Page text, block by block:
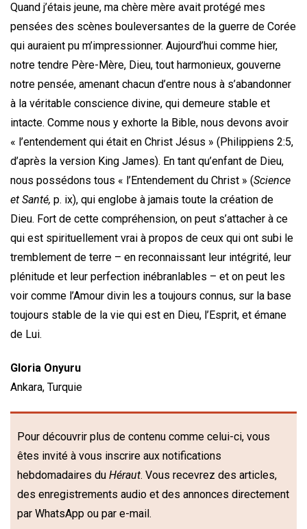
Quand j’étais jeune, ma chère mère avait protégé mes
pensées des scènes bouleversantes de la guerre de Corée
qui auraient pu m’impressionner. Aujourd’hui comme hier,
notre tendre Père-Mère, Dieu, tout harmonieux, gouverne
notre pensée, amenant chacun d’entre nous à s’abandonner
à la véritable conscience divine, qui demeure stable et
intacte. Comme nous y exhorte la Bible, nous devons avoir
« l’entendement qui était en Christ Jésus » (Philippiens 2:5,
d’après la version King James). En tant qu’enfant de Dieu,
nous possédons tous « l’Entendement du Christ » (Science
et Santé, p. ix), qui englobe à jamais toute la création de
Dieu. Fort de cette compréhension, on peut s’attacher à ce
qui est spirituellement vrai à propos de ceux qui ont subi le
tremblement de terre – en reconnaissant leur intégrité, leur
plénitude et leur perfection inébranlables – et on peut les
voir comme l’Amour divin les a toujours connus, sur la base
toujours stable de la vie qui est en Dieu, l’Esprit, et émane
de Lui.
Gloria Onyuru
Ankara, Turquie
Pour découvrir plus de contenu comme celui-ci, vous
êtes invité à vous inscrire aux notifications
hebdomadaires du Héraut. Vous recevrez des articles,
des enregistrements audio et des annonces directement
par WhatsApp ou par e-mail.